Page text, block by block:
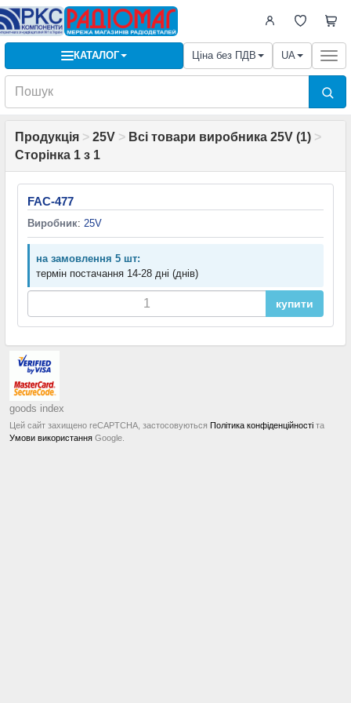
КАТАЛОГ Ціна без ПДВ UA
Продукція > 25V > Всі товари виробника 25V (1) >
Сторінка 1 з 1
FAC-477
Виробник: 25V
на замовлення 5 шт:
термін постачання 14-28 дні (днів)
купити
goods index
Цей сайт захищено reCAPTCHA, застосовуються Політика конфіденційності та
Умови використання Google.